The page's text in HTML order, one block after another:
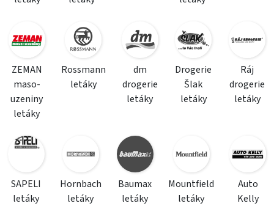
ZEMAN
maso-
uzeniny
letáky
Rossmann
letáky
dm
drogerie
letáky
Drogerie
Šlak
letáky
Ráj
drogerie
letáky
SAPELI
letáky
Hornbach
letáky
Baumax
letáky
Mountfield
letáky
Auto
Kelly